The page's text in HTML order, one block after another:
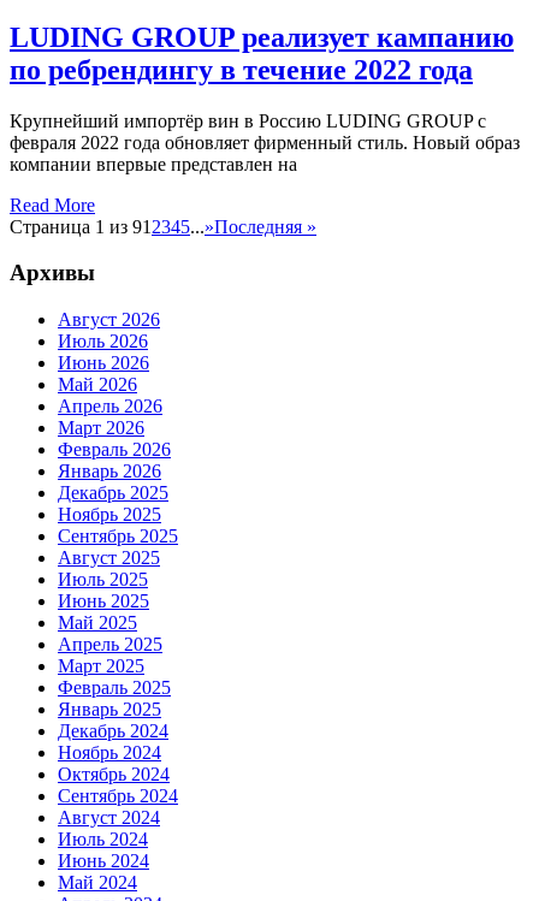
LUDING GROUP реализует кампанию
по ребрендингу в течение 2022 года
Крупнейший импортёр вин в Россию LUDING GROUP с
февраля 2022 года обновляет фирменный стиль. Новый образ
компании впервые представлен на
Read More
Страница 1 из 91 2345...»Последняя »
Архивы
Август 2026
Июль 2026
Июнь 2026
Май 2026
Апрель 2026
Март 2026
Февраль 2026
Январь 2026
Декабрь 2025
Ноябрь 2025
Сентябрь 2025
Август 2025
Июль 2025
Июнь 2025
Май 2025
Апрель 2025
Март 2025
Февраль 2025
Январь 2025
Декабрь 2024
Ноябрь 2024
Октябрь 2024
Сентябрь 2024
Август 2024
Июль 2024
Июнь 2024
Май 2024